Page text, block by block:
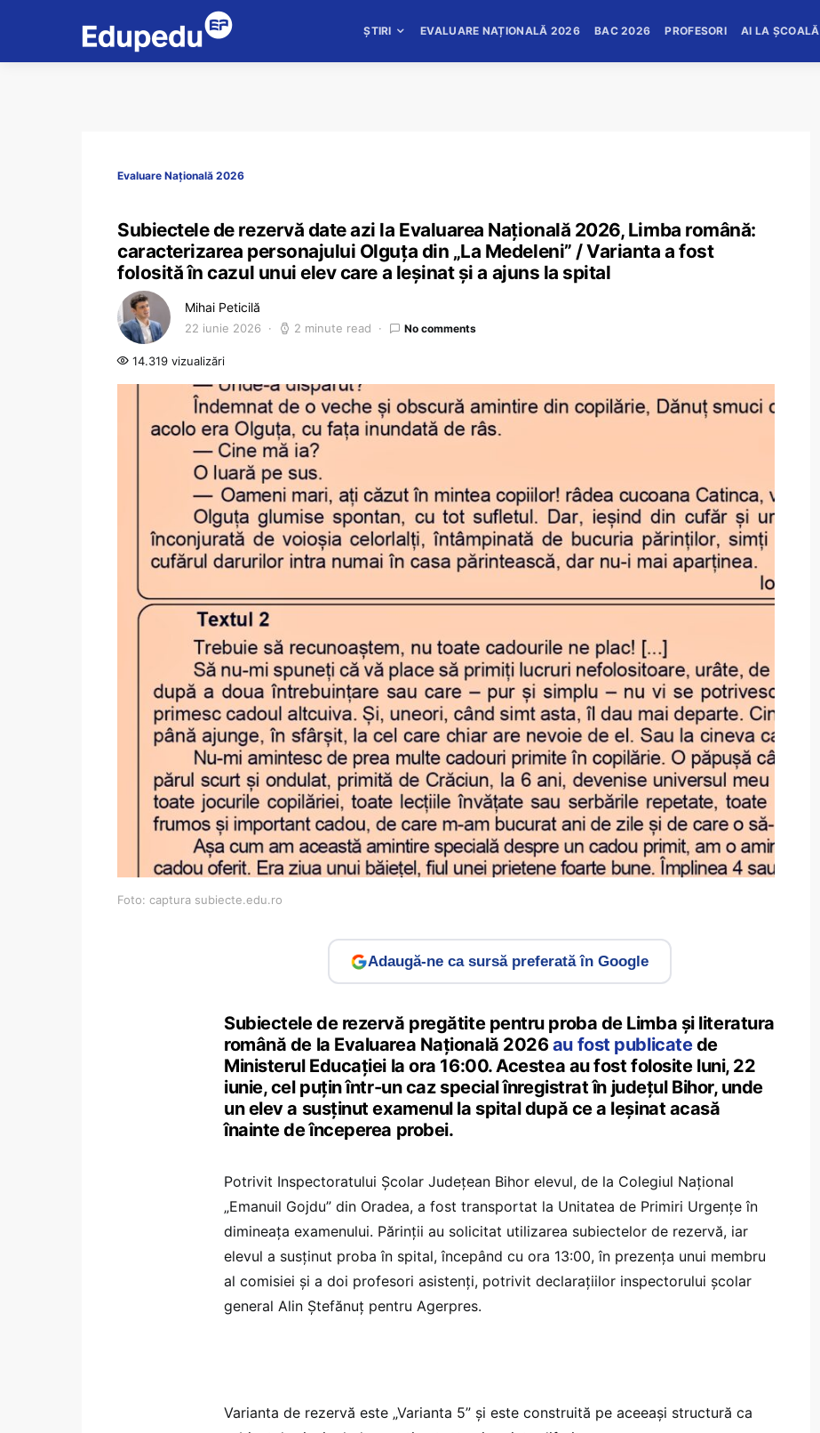
ȘTIRI EVALUARE NAȚIONALĂ 2026 BAC 2026 PROFESORI AI LA ȘCOALĂ
Evaluare Națională 2026
Subiectele de rezervă date azi la Evaluarea Națională 2026, Limba română:
caracterizarea personajului Olguța din „La Medeleni” / Varianta a fost
folosită în cazul unui elev care a leșinat și a ajuns la spital
Mihai Peticilă
22 iunie 2026 2 minute read No comments
14.319 vizualizări
Foto: captura subiecte.edu.ro
Adaugă-ne ca sursă preferată în Google
Subiectele de rezervă pregătite pentru proba de Limba și literatura
română de la Evaluarea Națională 2026au fost publicatede
Ministerul Educației la ora 16:00. Acestea au fost folosite luni, 22
iunie, cel puțin într-un caz special înregistrat în județul Bihor, unde
un elev a susținut examenul la spital după ce a leșinat acasă
înainte de începerea probei.
Potrivit Inspectoratului Școlar Județean Bihor elevul, de la Colegiul Național
„Emanuil Gojdu” din Oradea, a fost transportat la Unitatea de Primiri Urgențe în
dimineața examenului. Părinții au solicitat utilizarea subiectelor de rezervă, iar
elevul a susținut proba în spital, începând cu ora 13:00, în prezența unui membru
al comisiei și a doi profesori asistenți, potrivit declarațiilor inspectorului școlar
general Alin Ștefănuț pentru Agerpres.
Varianta de rezervă este „Varianta 5” și este construită pe aceeași structură ca